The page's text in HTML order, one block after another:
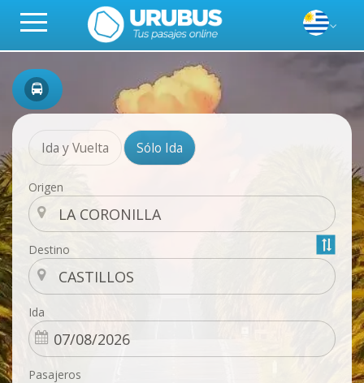
Ida y Vuelta Sólo Ida
Origen
Destino
Ida
Pasajeros